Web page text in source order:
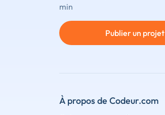
min
Publier un projet
À propos de Codeur.com